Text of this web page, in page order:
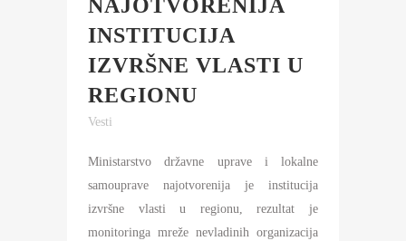
NAJOTVORENIJA
INSTITUCIJA
IZVRŠNE VLASTI U
REGIONU
Vesti
Ministarstvo državne uprave i lokalne
samouprave najotvorenija je institucija
izvršne vlasti u regionu, rezultat je
monitoringa mreže nevladinih organizacija